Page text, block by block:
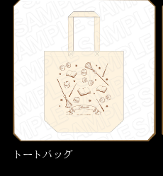
トートバッグ